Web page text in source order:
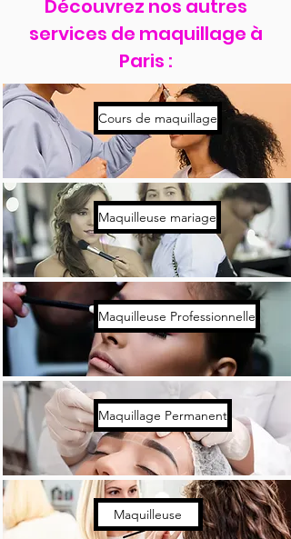
Découvrez nos autres
services de maquillage à
Paris :
Cours de maquillage
Maquilleuse mariage
Maquilleuse Professionnelle
Maquillage Permanent
Maquilleuse